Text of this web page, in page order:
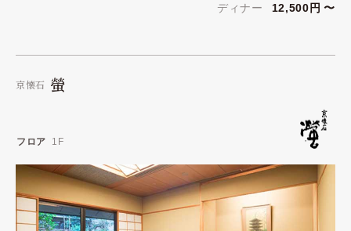
ディナー 12,500円 〜
京懐石 螢
フロア 1F